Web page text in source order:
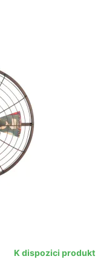
K dispozici produkt